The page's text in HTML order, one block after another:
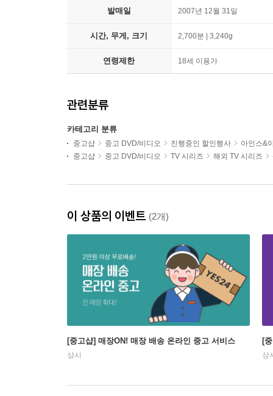
발매일 2007년 12월 31일
시간, 무게, 크기 2,700분 | 3,240g
연령제한 18세 이용가
관련분류
카테고리 분류
중고샵 중고 DVD/비디오 진행중인 할인행사
아인스&
중고샵
중고 DVD/비디오 TV 시리즈 해외 TV 시리즈
이 상품의 이벤트 (2개)
[중고샵] 매장ON! 매장 배송 온라인 중고 서비스
상시
[
상